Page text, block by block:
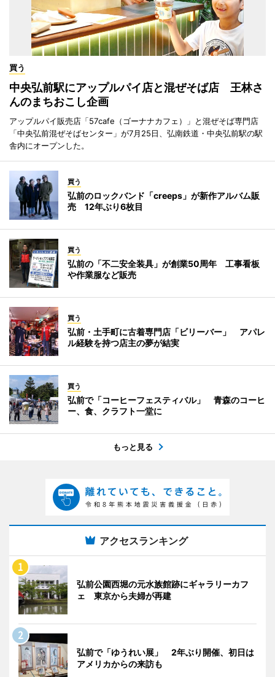
買う
中央弘前駅にアップルパイ店と混ぜそば店 王林さ
んのまちおこし企画
アップルパイ販売店「57cafe（ゴーナナカフェ）」と混ぜそば専門店
「中央弘前混ぜそばセンター」が7月25日、弘南鉄道・中央弘前駅の駅
舎内にオープンした。
買う
弘前のロックバンド「creeps」が新作アルバム販
売 12年ぶり6枚目
買う
弘前の「不二安全装具」が創業50周年 工事看板
や作業服など販売
買う
弘前・土手町に古着専門店「ビリーバー」 アパレ
ル経験を持つ店主の夢が結実
買う
弘前で「コーヒーフェスティバル」 青森のコーヒ
ー、食、クラフト一堂に
もっと見る
アクセスランキング
弘前公園西堀の元水族館跡にギャラリーカフ
ェ 東京から夫婦が再建
弘前で「ゆうれい展」 2年ぶり開催、初日は
アメリカからの来訪も